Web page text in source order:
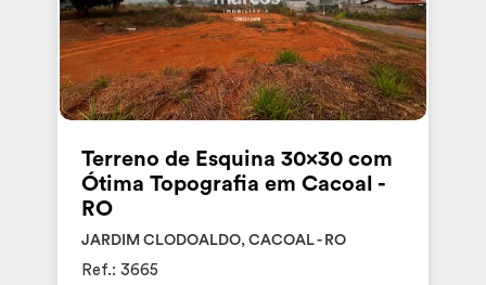
Terreno de Esquina 30x30 com
Ótima Topografia em Cacoal -
RO
JARDIM CLODOALDO, CACOAL - RO
Ref.: 3665